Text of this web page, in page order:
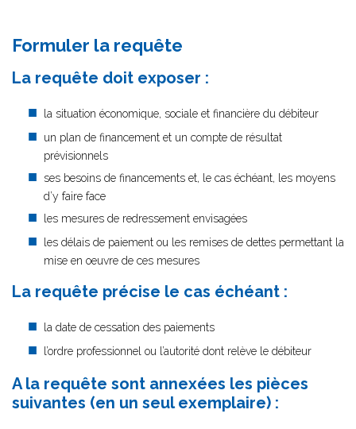
Formuler la requête
La requête doit exposer :
la situation économique, sociale et financière du débiteur
un plan de financement et un compte de résultat
prévisionnels
ses besoins de financements et, le cas échéant, les moyens
d’y faire face
les mesures de redressement envisagées
les délais de paiement ou les remises de dettes permettant la
mise en oeuvre de ces mesures
La requête précise le cas échéant :
la date de cessation des paiements
l’ordre professionnel ou l’autorité dont relève le débiteur
A la requête sont annexées les pièces
suivantes (en un seul exemplaire) :